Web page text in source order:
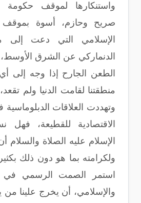
واستنكارها لموقف حكومة
صريح وحازم، أسوة بموقف
الإسلامي التي دعت إلى
الدنماركي عن الشرق
الطعن الجارح إذا وجه إلى
منطقتنا لقامت الدنيا ولم
وتهددت العلاقات
الاقتصادية للقطيعة، فهل
الإسلام عليه الصلاة
ولكرامته بما هو دون ذلك
استمر الصمت الرسمي في
والإسلامي، أن يخرج علينا من